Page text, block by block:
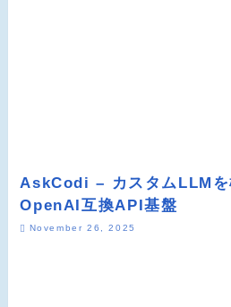
AskCodi – カスタムLLMを
OpenAI互換API基盤
November 26, 2025